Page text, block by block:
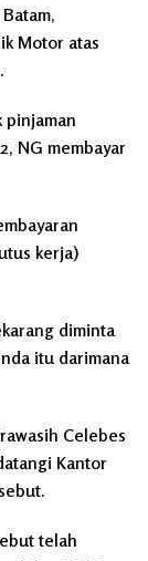
Motor atas
pinjaman
NG membayar
kerja)
diminta
itu darimana
Celebes
Kantor
telah